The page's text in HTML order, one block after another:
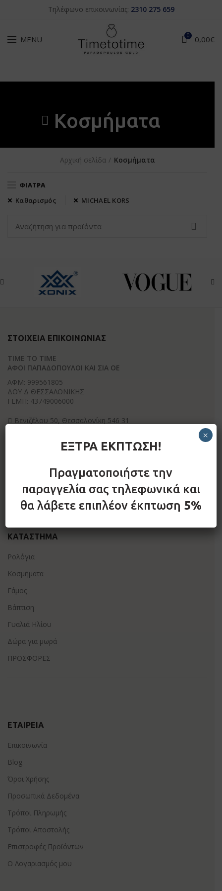
Τηλέφωνο επικοινωνίας: 2310 275 659
MENU 0 0,00€
Κοσμήματα
Αρχική σελίδα Κοσμήματα
ΦΊΛΤΡΑ
Καθαρισμός
MICHAEL KORS
ΣΤΟΙΧΕΊΑ ΕΠΙΚΟΙΝΩΝΊΑΣ
TIME TO TIME
ΑΦΟΙ ΠΑΠΑΔΟΠΟΥΛΟΙ ΚΑΙ ΣΙΑ ΟΕ
ΑΦΜ: 999561805
ΔΟΥ Δ ΘΕΣΣΑΛΟΝΙΚΗΣ
ΓΕΜΗ: 43749006000
Βενιζέλου 50, Θεσσαλονίκη 546 31
info@timetotime.gr
FOLLOW US
ΚΑΤΆΣΤΗΜΑ
Ρολόγια
Κοσμήματα
Γάμος
Βάπτιση
Γυαλιά Ηλίου
Δώρα για μωρά
ΠΡΟΣΦΟΡΕΣ
ΕΤΑΙΡΕΊΑ
Επικοινωνία
Blog
Όροι Χρήσης
Προσωπικά Δεδομένα
Τρόποι Πληρωμής
Τρόποι Αποστολής
Επιστροφές Προϊόντων
Ο Λογαριασμός μου
ΕΞΤΡΑ ΕΚΠΤΩΣΗ!
Πραγματοποιήστε την
παραγγελία σας τηλεφωνικά και
θα λάβετε επιπλέον έκπτωση 5%
×